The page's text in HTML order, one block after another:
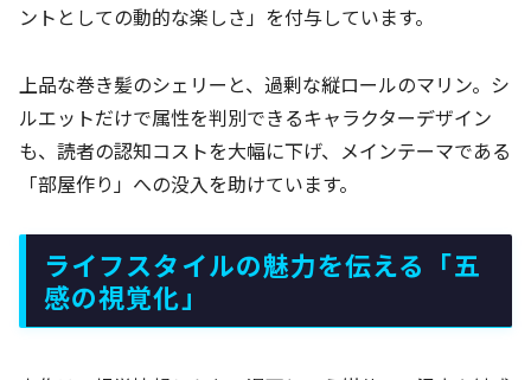
ントとしての動的な楽しさ」を付与しています。
上品な巻き髪のシェリーと、過剰な縦ロールのマリン。シ
ルエットだけで属性を判別できるキャラクターデザイン
も、読者の認知コストを大幅に下げ、メインテーマである
「部屋作り」への没入を助けています。
ライフスタイルの魅力を伝える「五
感の視覚化」